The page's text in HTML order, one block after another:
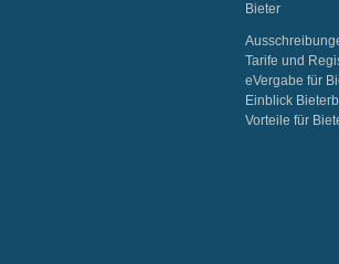
Bieter
Tarife und
eVergabe für
Einblick
Vorteile für